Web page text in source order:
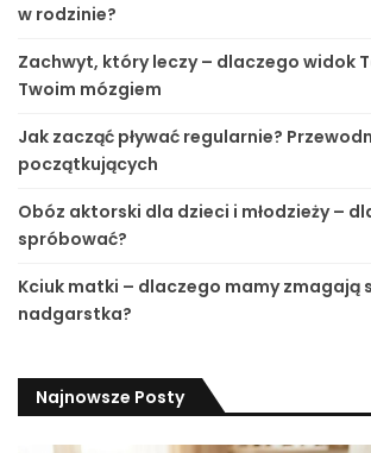
w rodzinie?
Zachwyt, który leczy – dlaczego widok
Twoim mózgiem
Jak zacząć pływać regularnie?
początkujących
Obóz aktorski dla dzieci i młodzieży –
spróbować?
Kciuk matki – dlaczego mamy zmagają
nadgarstka?
Najnowsze Posty